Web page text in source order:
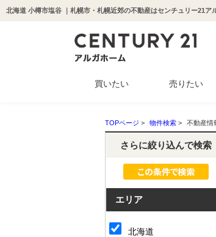
北海道 小樽市塩谷 ｜札幌市・札幌近郊の不動産はセンチュリー21ア
買いたい 売りたい
TOPページ > 物件検索 > 不動産情
さらに絞り込んで検索
エリア
北海道